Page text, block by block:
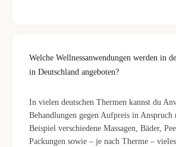
Welche Wellnessanwendungen werden in
in Deutschland angeboten?
In vielen deutschen Thermen kannst du
Behandlungen gegen Aufpreis in Anspruch
Beispiel verschiedene Massagen, Bäder,
Packungen sowie – je nach Therme –